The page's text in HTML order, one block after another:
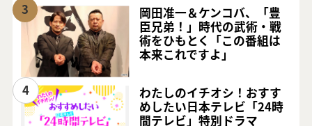
3
岡田准一＆ケンコバ、「豊
臣兄弟！」時代の武術・戦
術をひもとく「この番組は
本来これですよ」
4
わたしのイチオシ！おすす
めしたい日本テレビ「24時
間テレビ」特別ドラマ